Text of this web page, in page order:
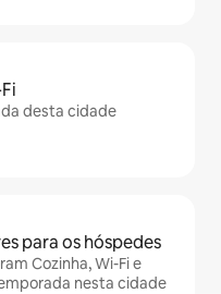
desta cidade
para os hóspedes
Cozinha, Wi-Fi e
nesta cidade